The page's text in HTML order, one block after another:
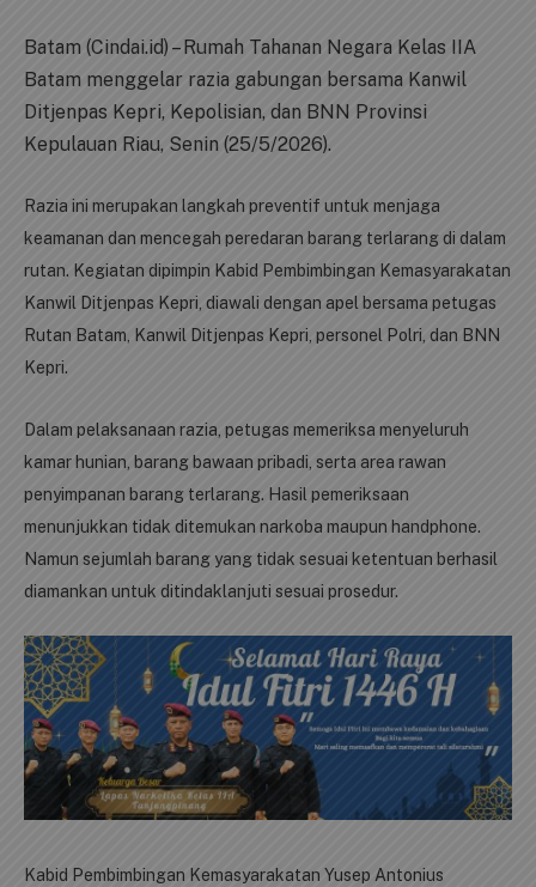
Batam (Cindai.id) – Rumah Tahanan Negara Kelas IIA
Batam menggelar razia gabungan bersama Kanwil
Ditjenpas Kepri, Kepolisian, dan BNN Provinsi
Kepulauan Riau, Senin (25/5/2026).
Razia ini merupakan langkah preventif untuk menjaga
keamanan dan mencegah peredaran barang terlarang di dalam
rutan. Kegiatan dipimpin Kabid Pembimbingan Kemasyarakatan
Kanwil Ditjenpas Kepri, diawali dengan apel bersama petugas
Rutan Batam, Kanwil Ditjenpas Kepri, personel Polri, dan BNN
Kepri.
Dalam pelaksanaan razia, petugas memeriksa menyeluruh
kamar hunian, barang bawaan pribadi, serta area rawan
penyimpanan barang terlarang. Hasil pemeriksaan
menunjukkan tidak ditemukan narkoba maupun handphone.
Namun sejumlah barang yang tidak sesuai ketentuan berhasil
diamankan untuk ditindaklanjuti sesuai prosedur.
Kabid Pembimbingan Kemasyarakatan Yusep Antonius